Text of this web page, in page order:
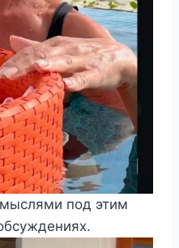
под этим